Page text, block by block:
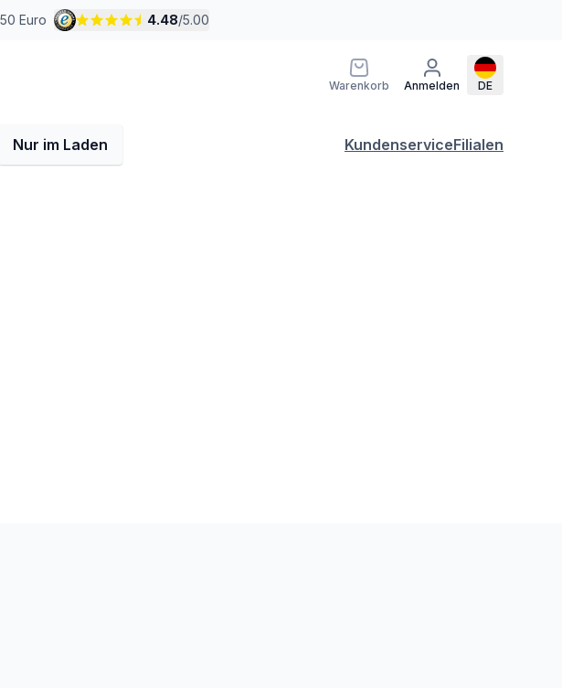
Euro 4.48/5.00
Warenkorb Anmelden DE
Nur im Laden KundenserviceFilialen